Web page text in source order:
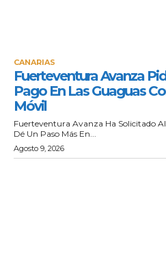
CANARIAS
Fuerteventura Avanza
Pago En Las Guaguas
Móvil
Fuerteventura Avanza Ha Solicitado
Dé Un Paso Más En...
Agosto 9, 2026